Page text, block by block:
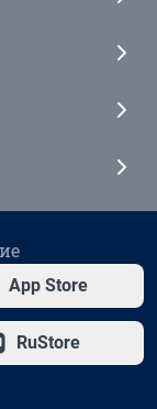
App Store
RuStore